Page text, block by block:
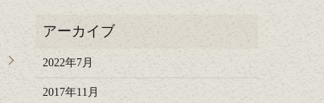
2022年7月
2017年11月